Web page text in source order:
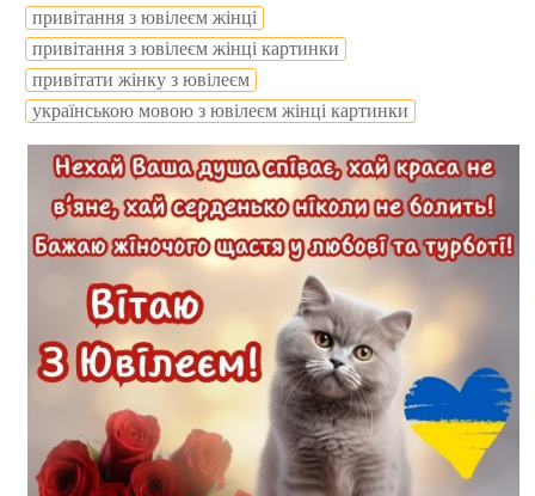
привітання з ювілеєм жінці
привітання з ювілеєм жінці картинки
привітати жінку з ювілеєм
українською мовою з ювілеєм жінці картинки